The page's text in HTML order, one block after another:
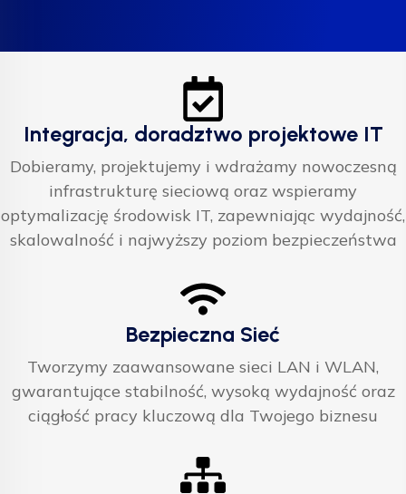
Integracja, doradztwo projektowe IT
Dobieramy, projektujemy i wdrażamy nowoczesną
infrastrukturę sieciową oraz wspieramy
optymalizację środowisk IT, zapewniając wydajność,
skalowalność i najwyższy poziom bezpieczeństwa
Bezpieczna Sieć
Tworzymy zaawansowane sieci LAN i WLAN,
gwarantujące stabilność, wysoką wydajność oraz
ciągłość pracy kluczową dla Twojego biznesu